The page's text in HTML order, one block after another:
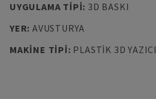
UYGULAMA TIPI: 3D BASKI
YER: AVUSTURYA
MAKINE TIPI: PLASTIK 3D YAZICI